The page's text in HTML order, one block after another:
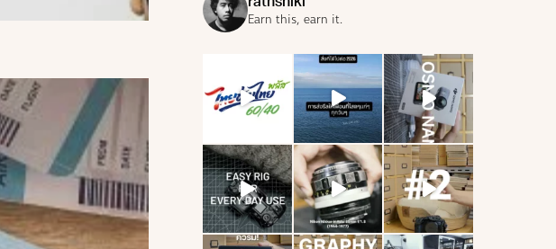
Earn this, earn it.